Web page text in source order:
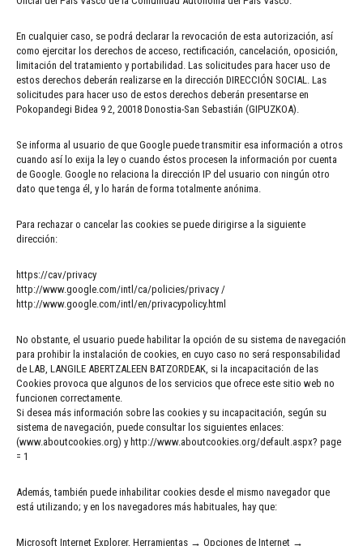
En cualquier caso, se podrá declarar la revocación de esta autorización, así
como ejercitar los derechos de acceso, rectificación, cancelación, oposición,
limitación del tratamiento y portabilidad. Las solicitudes para hacer uso de
estos derechos deberán realizarse en la dirección DIRECCIÓN SOCIAL. Las
solicitudes para hacer uso de estos derechos deberán presentarse en
Pokopandegi Bidea 9 2, 20018 Donostia-San Sebastián (GIPUZKOA).
Se informa al usuario de que Google puede transmitir esa información a otros
cuando así lo exija la ley o cuando éstos procesen la información por cuenta
de Google. Google no relaciona la dirección IP del usuario con ningún otro
dato que tenga él, y lo harán de forma totalmente anónima.
Para rechazar o cancelar las cookies se puede dirigirse a la siguiente
dirección:
https://cav/privacy
http://www.google.com/intl/ca/policies/privacy /
http://www.google.com/intl/en/privacypolicy.html
No obstante, el usuario puede habilitar la opción de su sistema de navegación
para prohibir la instalación de cookies, en cuyo caso no será responsabilidad
de LAB, LANGILE ABERTZALEEN BATZORDEAK, si la incapacitación de las
Cookies provoca que algunos de los servicios que ofrece este sitio web no
funcionen correctamente.
Si desea más información sobre las cookies y su incapacitación, según su
sistema de navegación, puede consultar los siguientes enlaces:
(www.aboutcookies.org) y http://www.aboutcookies.org/default.aspx? page
= 1
Además, también puede inhabilitar cookies desde el mismo navegador que
está utilizando; y en los navegadores más habituales, hay que:
Microsoft Internet Explorer, Herramientas → Opciones de Internet →